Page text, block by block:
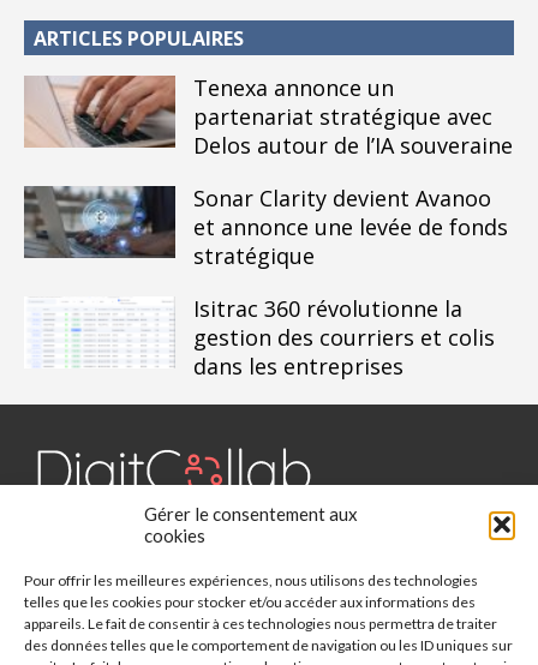
Gérer le consentement aux
cookies
Pour offrir les meilleures expériences, nous utilisons des technologies
telles que les cookies pour stocker et/ou accéder aux informations des
appareils. Le fait de consentir à ces technologies nous permettra de traiter
des données telles que le comportement de navigation ou les ID uniques sur
ARTICLES POPULAIRES
Tenexa annonce un
partenariat stratégique avec
Delos autour de l’IA souveraine
Sonar Clarity devient Avanoo
et annonce une levée de fonds
stratégique
Isitrac 360 révolutionne la
gestion des courriers et colis
dans les entreprises
Digit Collab est un média dédié aux outils collaboratifs, retrouvez
des études, des évènements, des livres blancs et les nominations
du secteur. Retrouvez toutes les informations sur les innovations
des outils collaboratifs.